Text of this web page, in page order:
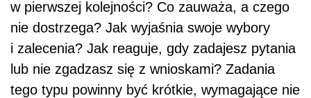
w pierwszej kolejności? Co zauważa, a czego
nie dostrzega? Jak wyjaśnia swoje wybory
i zalecenia? Jak reaguje, gdy zadajesz pytania
lub nie zgadzasz się z wnioskami? Zadania
tego typu powinny być krótkie, wymagające nie